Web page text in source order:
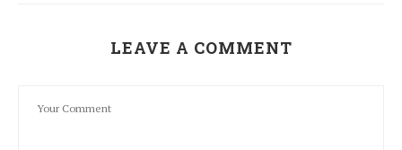
LEAVE A COMMENT